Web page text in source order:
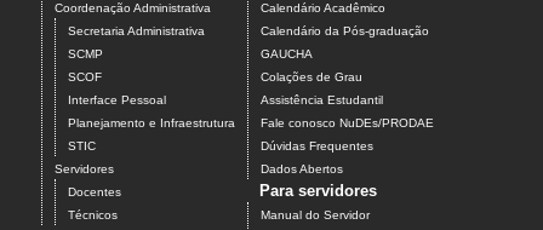
Coordenação Administrativa
Secretaria Administrativa
SCMP
SCOF
Interface Pessoal
Planejamento e Infraestrutura
STIC
Servidores
Docentes
Técnicos
Calendário Acadêmico
Calendário da Pós-graduação
GAUCHA
Colações de Grau
Assistência Estudantil
Fale conosco NuDEs/PRODAE
Dúvidas Frequentes
Dados Abertos
Para servidores
Manual do Servidor